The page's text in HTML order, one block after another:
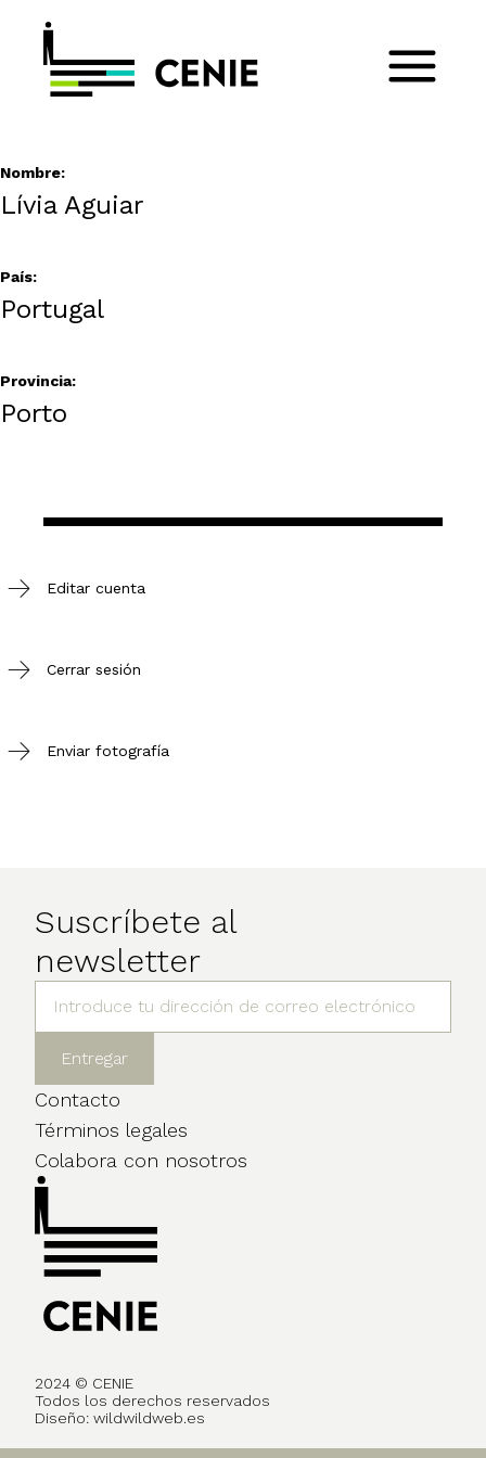
Nombre:
Lívia Aguiar
País:
Portugal
Provincia:
Porto
Editar cuenta
Cerrar sesión
Enviar fotografía
Suscríbete al
newsletter
Contacto
Términos legales
Colabora con nosotros
2024 © CENIE
Todos los derechos reservados
Diseño: wildwildweb.es